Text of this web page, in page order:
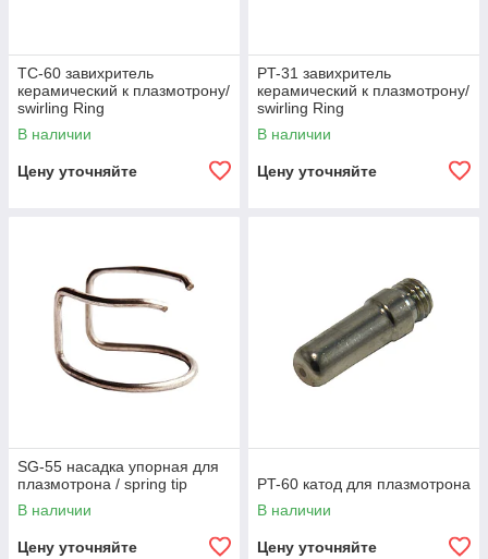
ТС-60 завихритель
керамический к плазмотрону/
swirling Ring
В наличии
Цену уточняйте
PT-31 завихритель
керамический к плазмотрону/
swirling Ring
В наличии
Цену уточняйте
SG-55 насадка упорная для
плазмотрона / spring tip
В наличии
Цену уточняйте
PT-60 катод для плазмотрона
В наличии
Цену уточняйте